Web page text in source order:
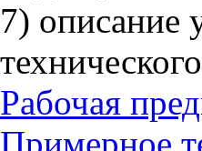
7) описание
Рабочая